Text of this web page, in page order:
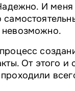
И
невозможно.
От этого